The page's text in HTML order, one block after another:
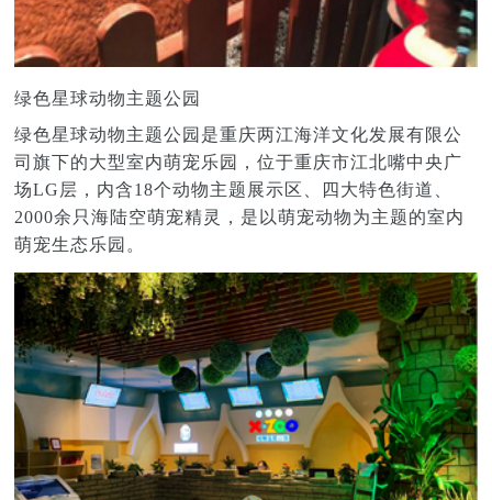
绿色星球动物主题公园
绿色星球动物主题公园是重庆两江海洋文化发展有限公
司旗下的大型室内萌宠乐园，位于重庆市江北嘴中央广
场LG层，内含18个动物主题展示区、四大特色街道、
2000余只海陆空萌宠精灵，是以萌宠动物为主题的室内
萌宠生态乐园。